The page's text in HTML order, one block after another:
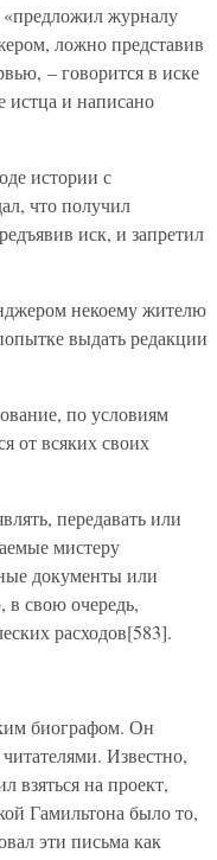
журналу
ложно представив
– говорится в иске
истца и написано
истории с
что получил
иск, и запретил
некоему жителю
выдать редакции
по условиям
от всяких своих
передавать или
мистеру
документы или
свою очередь,
расходов[583].
биографом. Он
Известно,
взяться на проект,
Гамильтона было то,
эти письма как